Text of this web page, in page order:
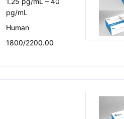
pg/mL
Human
1800/2200.00